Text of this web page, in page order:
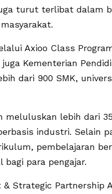
turut terlibat dalam
Axioo Class
Kementerian
dari 900 SMK,
meluluskan lebih dari
industri. Selain
pembelajaran
para pengajar.
& Strategic Partnership